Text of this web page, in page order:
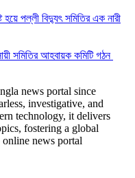
হয়ে পল্লী বিদ্যুৎ সমিতির এক নারী
সমিতির আহবায়ক কমিটি গঠন
news portal since
investigative, and
technology, it delivers
fostering a global
news portal